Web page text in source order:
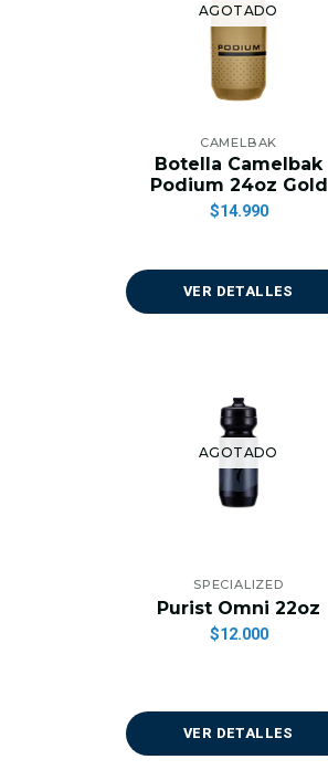
AGOTADO
CAMELBAK
Botella Camelbak
Podium 24oz Gold
$14.990
VER DETALLES
AGOTADO
SPECIALIZED
Purist Omni 22oz
$12.000
VER DETALLES